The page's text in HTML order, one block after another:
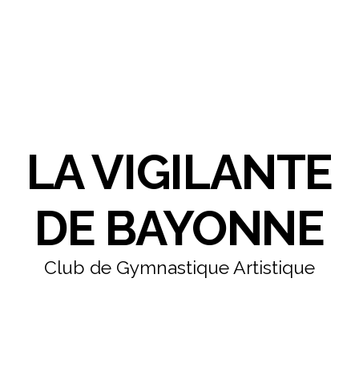
LA VIGILANTE
DE BAYONNE
Club de Gymnastique Artistique